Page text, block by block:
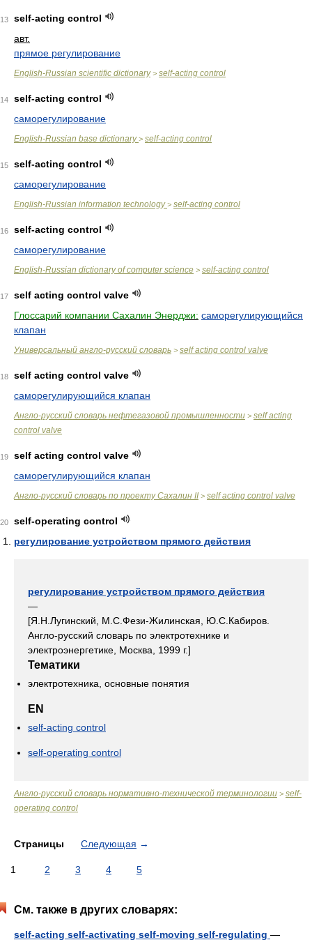
13
self-acting control
авт.
прямое регулирование
English-Russian scientific dictionary> self-acting control
14
self-acting control
саморегулирование
English-Russian base dictionary> self-acting control
15
self-acting control
саморегулирование
English-Russian information technology> self-acting control
16
self-acting control
саморегулирование
English-Russian dictionary of computer science > self-acting control
17
self acting control valve
Глоссарий компании Сахалин Энерджи: саморегулирующийся
клапан
Универсальный англо-русский словарь > self acting control valve
18
self acting control valve
саморегулирующийся клапан
Англо-русский словарь нефтегазовой промышленности > self acting
control valve
19
self acting control valve
саморегулирующийся клапан
Англо-русский словарь по проекту Сахалин II > self acting control valve
20
self-operating control
регулирование устройством прямого действия
регулирование устройством прямого действия
—
[Я.Н.Лугинский, М.С.Фези-Жилинская, Ю.С.Кабиров.
Англо-русский словарь по электротехнике и
электроэнергетике, Москва, 1999 г.]
Тематики
электротехника, основные понятия
EN
self-acting control
self-operating control
Англо-русский словарь нормативно-технической терминологии > self-
operating control
Страницы Следующая →
1 2 3 4 5
См. также в других словарях:
self-acting self-activating self-moving self-regulating —